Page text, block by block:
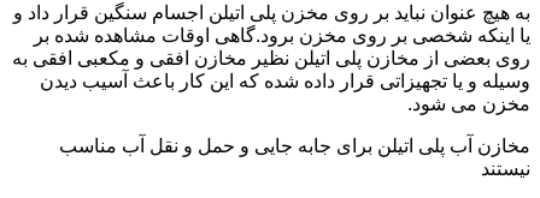
به هیچ عنوان نباید بر روی مخزن پلی اتیلن اجسام سنگین قرار داد و
یا اینکه شخصی بر روی مخزن برود.گاهی اوقات مشاهده شده بر
روی بعضی از مخازن پلی اتیلن نظیر مخازن افقی و مکعبی افقی به
وسیله و یا تجهیزاتی قرار داده شده که این کار باعث آسیب دیدن
مخزن می شود.
مخازن آب پلی اتیلن برای جابه جایی و حمل و نقل آب مناسب
نیستند